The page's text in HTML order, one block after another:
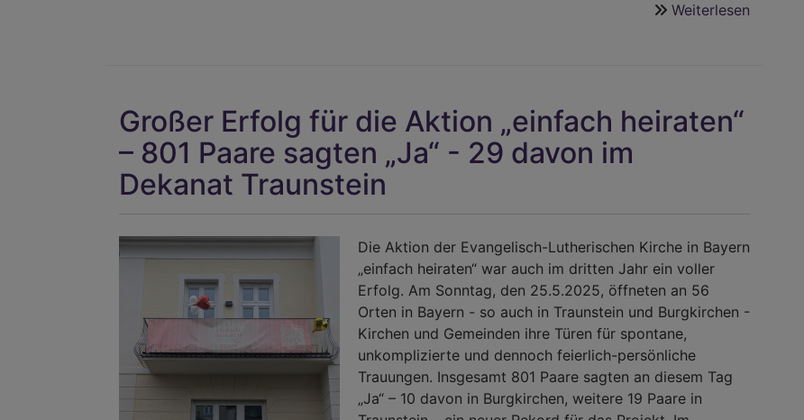
Weiterlesen
Großer Erfolg für die Aktion „einfach heiraten“
– 801 Paare sagten „Ja“ - 29 davon im
Dekanat Traunstein
Die Aktion der Evangelisch-Lutherischen Kirche in Bayern
„einfach heiraten“ war auch im dritten Jahr ein voller
Erfolg. Am Sonntag, den 25.5.2025, öffneten an 56
Orten in Bayern - so auch in Traunstein und Burgkirchen -
Kirchen und Gemeinden ihre Türen für spontane,
unkomplizierte und dennoch feierlich-persönliche
Trauungen. Insgesamt 801 Paare sagten an diesem Tag
„Ja“ – 10 davon in Burgkirchen, weitere 19 Paare in